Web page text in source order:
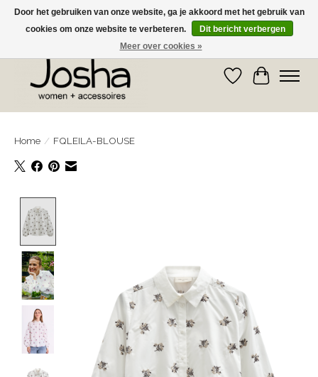
GRATIS OPHALEN IN DE WINKEL EN GRATIS VERZENDING VANAF € 75,00
Verlanglijst
Home / FQLEILA-BLOUSE
Door het gebruiken van onze website, ga je akkoord met het gebruik van
cookies om onze website te verbeteren.
Dit bericht verbergen
Meer over cookies »